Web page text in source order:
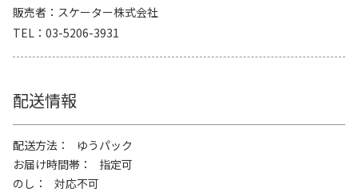
販売者
スケーター株式会社
TEL
03-5206-3931
配送情報
配送方法
ゆうパック
お届け時間帯
指定可
のし
対応不可